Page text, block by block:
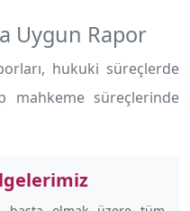
Uygun Rapor
hukuki süreçlerde
mahkeme süreçlerinde